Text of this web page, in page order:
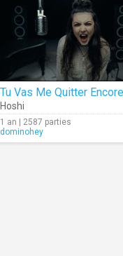
Hoshi
1 an | 2587 parties
dominohey